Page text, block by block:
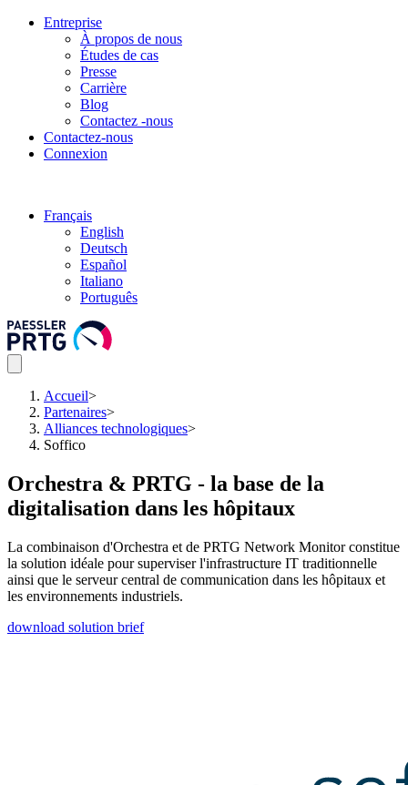
Entreprise
À propos de nous
Études de cas
Presse
Carrière
Blog
Contactez -nous
Contactez-nous
Connexion
Français
English
Deutsch
Español
Italiano
Português
Accueil>
Partenaires>
Alliances technologiques>
Soffico
Orchestra & PRTG - la base de la
digitalisation dans les hôpitaux
La combinaison d'Orchestra et de PRTG Network Monitor constitue
la solution idéale pour superviser l'infrastructure IT traditionnelle
ainsi que le serveur central de communication dans les hôpitaux et
les environnements industriels.
download solution brief